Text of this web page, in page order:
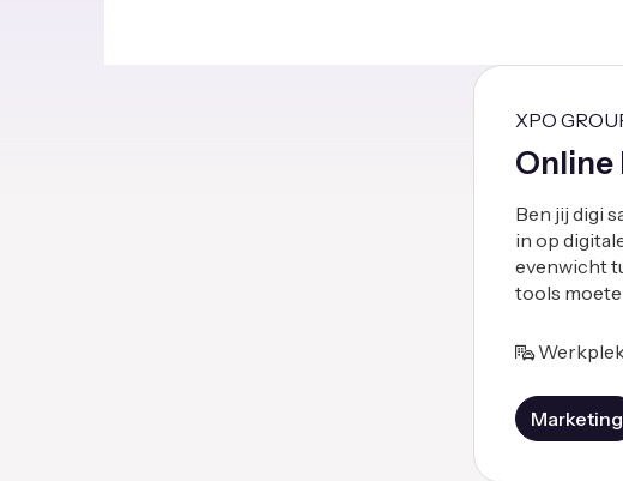
XPO
Online
Ben jij digi
in op
evenwicht
tools
Marketing